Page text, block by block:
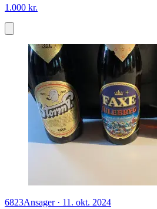
1.000 kr.
6823Ansager· 11. okt. 2024